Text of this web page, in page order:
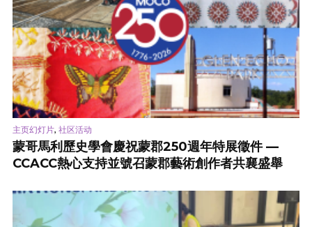
主页幻灯片, 社区活动
蒙哥馬利歷史學會慶祝蒙郡250週年特展徵件 —
CCACC熱心支持並號召蒙郡藝術創作者共襄盛舉